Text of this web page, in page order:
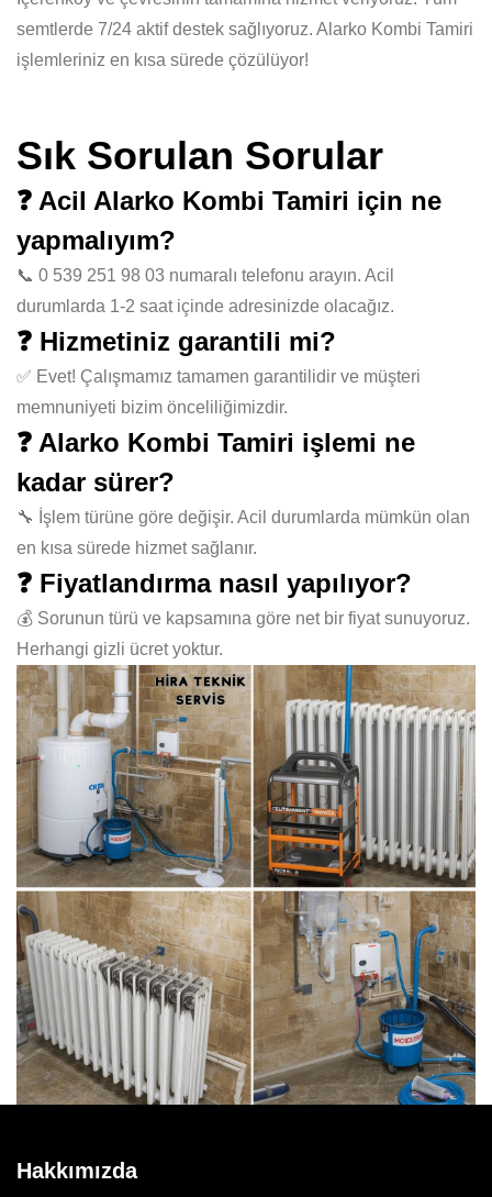
semtlerde 7/24 aktif destek sağlıyoruz. Alarko Kombi Tamiri
işlemleriniz en kısa sürede çözülüyor!
Sık Sorulan Sorular
❓ Acil Alarko Kombi Tamiri için ne
yapmalıyım?
📞 0 539 251 98 03 numaralı telefonu arayın. Acil
durumlarda 1-2 saat içinde adresinizde olacağız.
❓ Hizmetiniz garantili mi?
✅ Evet! Çalışmamız tamamen garantilidir ve müşteri
memnuniyeti bizim önceliliğimizdir.
❓ Alarko Kombi Tamiri işlemi ne
kadar sürer?
🔧 İşlem türüne göre değişir. Acil durumlarda mümkün olan
en kısa sürede hizmet sağlanır.
❓ Fiyatlandırma nasıl yapılıyor?
💰 Sorunun türü ve kapsamına göre net bir fiyat sunuyoruz.
Herhangi gizli ücret yoktur.
Hakkımızda